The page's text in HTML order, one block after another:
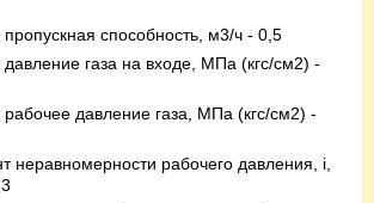
способность, м3/ч - 0,5
газа на входе, МПа (кгс/см2) -
давление газа, МПа (кгс/см2) -
неравномерности рабочего давления, i,